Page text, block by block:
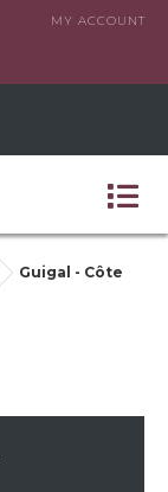
MY ACCOUNT
Guigal - Côte